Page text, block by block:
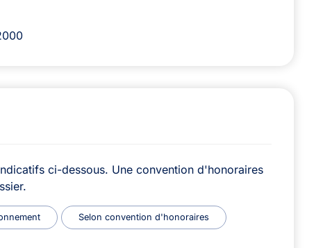
ci-dessous. Une convention d'honoraires
Selon convention d'honoraires